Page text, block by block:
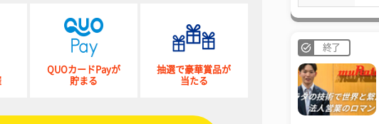
QUOカードPayが
貯まる
抽選で豪華賞品が
当たる
終了